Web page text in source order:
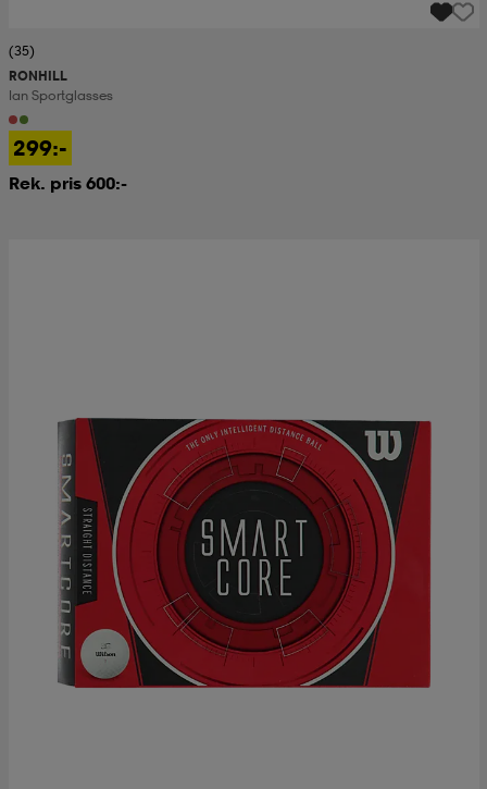
(35)
RONHILL
Ian Sportglasses
299:-
Rek. pris 600:-